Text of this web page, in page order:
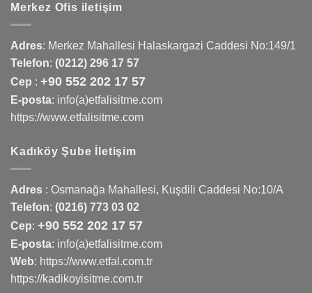
Merkez Ofis iletişim
Adres: Merkez Mahallesi Halaskargazi Caddesi No:149/1
Telefon: (0212) 296 17 57
Cep : +90 552 202 17 57
E-posta: info(a)etfalisitme.com
https://www.etfalisitme.com
Kadıköy Şube İletişim
Adres : Osmanağa Mahallesi, Kuşdili Caddesi No:10/A
Telefon: (0216) 773 03 02
Cep: +90 552 202 17 57
E-posta: info(a)etfalisitme.com
Web: https://www.etfal.com.tr
https://kadikoyisitme.com.tr